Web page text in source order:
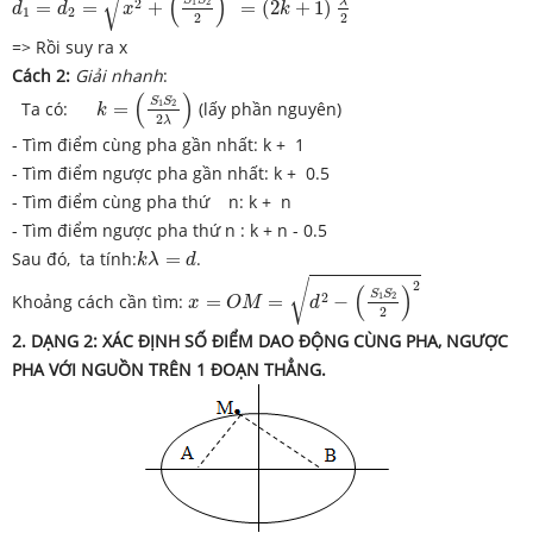
d1 = d2 = x2 + 2 = (2k + 1) 2
=> Rồi suy ra x
Cách 2: Giải nhanh:
Ta có: k = ( S1S2
2λ )
k =(S1S22 λ
(lấy phần nguyên)
- Tìm điểm cùng pha gần nhất: k + 1
- Tìm điểm ngược pha gần nhất: k + 0.5
- Tìm điểm cùng pha thứ n: k + n
- Tìm điểm ngược pha thứ n : k + n - 0.5
Sau đó, ta tính:kλ = d
kλ
.
Khoảng cách cần tìm: x = OM = √d2 − ( S1S2
2 )2
x= S1S22)2
2. DẠNG 2: XÁC ĐỊNH SỐ ĐIỂM DAO ĐỘNG CÙNG PHA, NGƯỢC
PHA VỚI NGUỒN TRÊN 1 ĐOẠN THẲNG.